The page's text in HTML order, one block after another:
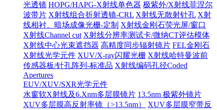
光透镜 HOPG/HAPG-X射线单色器 极紫外/X射线菲涅尔
波带片 X射线组合折射透镜-CRL X射线无散射针孔 X射
线相衬、暗场成像光栅-定制 X射线金刚石荧光屏/窗口
X射线Channel cut X射线分辨率测试卡/微纳CT评估模体
X射线中心光束遮挡器 高精度同步辐射镜片 FEL金刚石
X射线光学元件 XUV/X-ray闪耀光栅 X射线哈特曼波前
传感器板/针孔阵列-标准品 X射线编码孔径Coded
Apertures
EUV/XUV/SXR光学元件
水窗软X射线及6.Xnm多层膜镜片 13.5nm 极紫外镜片
XUV多层膜高反射率镜（>13.5nm）
XUV多层膜窄带反